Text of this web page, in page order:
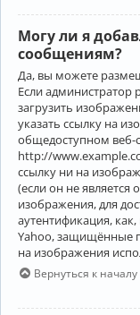
Могу ли я
сообщениям?
Да, вы можете
Если
загрузить
указать ссылку на
общедоступном веб-
http://
ссылку ни на
(если он не
изображения, для
аутентификация,
Yahoo, защищённые
на изображения
Вернуться к началу